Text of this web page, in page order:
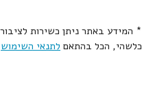
* המידע באתר ניתן כשירות
כלשהי, הכל בהתאם לתנאי השימוש